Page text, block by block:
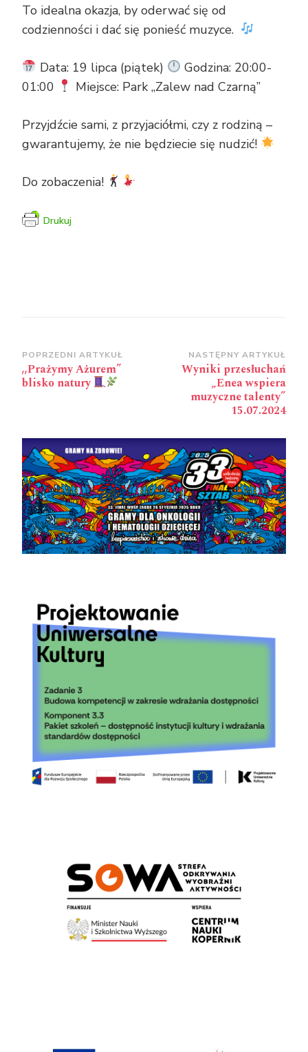
To idealna okazja, by oderwać się od
codzienności i dać się ponieść muzyce.
Data: 19 lipca (piątek)
Godzina: 20:00-
01:00
Miejsce: Park „Zalew nad Czarną”
Przyjdźcie sami, z przyjaciółmi, czy z rodziną –
gwarantujemy, że nie będziecie się nudzić!
Do zobaczenia!
Drukuj
Zobacz
wpisy
POPRZEDNI ARTYKUŁ
,,Prażymy Ażurem”
blisko natury
NASTĘPNY ARTYKUŁ
Wyniki przesłuchań
„Enea wspiera
muzyczne talenty”
15.07.2024